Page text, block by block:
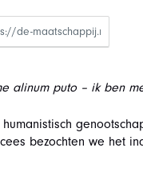
alinum puto – ik ben
bezochten we het